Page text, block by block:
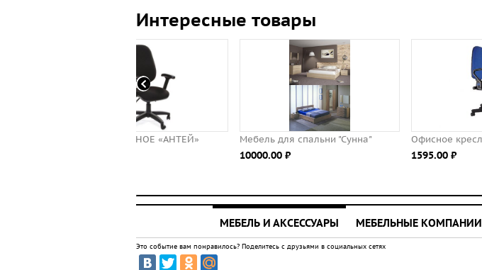
Интересные товары
Мебель для спальни "Сунна" Офисное кресло Prestige GTP new
МЕБЕЛЬ И АКСЕССУАРЫ МЕБЕЛЬНЫЕ КОМПАНИИ
Это событие вам понравилось? Поделитесь с друзьями в социальных сетях